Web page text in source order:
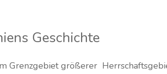
Geschichte
Grenzgebiet größerer